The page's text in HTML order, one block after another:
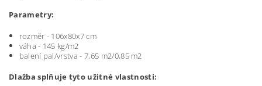
Parametry:
rozměr - 106x80x7 cm
váha - 145 kg/m2
balení pal/vrstva - 7,65 m2/0,85 m2
Dlažba splňuje tyto užitné vlastnosti: